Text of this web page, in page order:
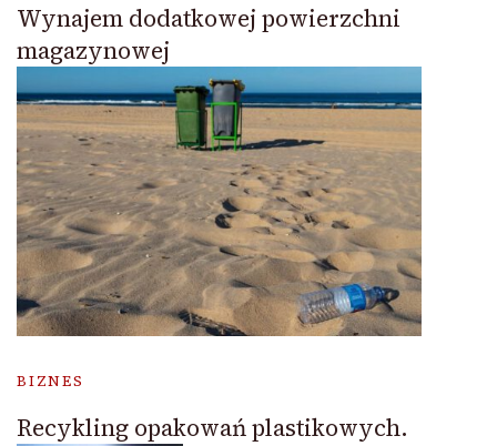
Wynajem dodatkowej powierzchni
magazynowej
BIZNES
Recykling opakowań plastikowych.